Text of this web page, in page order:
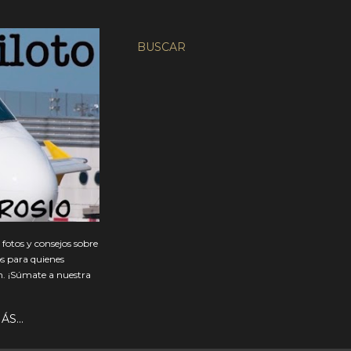
BUSCAR
y consejos sobre
para quienes
¡Súmate a nuestra